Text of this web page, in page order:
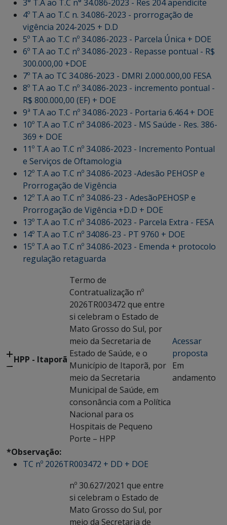
3° T.A ao T.C n° 34.086-2023 - Res 204 apendicite
4º T.A ao T.C n. 34.086-2023 - prorrogação de
vigência 2024-2025 + D.D
5º T.A ao T.C nº 34.086-2023 - Parcela Única + DOE
6º T.A ao T.C nº 34.086-2023 - Repasse pontual - R$
300.000,00 +DOE
7º TA ao TC 34.086-2023 - DMRI 2.000.000,00 FESA
8º T.A ao T.C nº 34.086-2023 - incremento pontual -
R$ 800.000,00 (EF) + DOE
9ª T.A ao T.C nº 34.086-2023 - Portaria 6.464 + DOE
10º T.A ao T.C nº 34.086-2023 - MS Saúde - Res. 386-
369 + DOE
11º T.A ao T.C nº 34.086-2023 - Incremento Pontual
e Serviços de Oftamologia
12º T.A ao T.C nº 34.086-2023 -Adesão PEHOSP e
Prorrogação de Vigência
12º T.A ao T.C nº 34.086-23 - AdesãoPEHOSP e
Prorrogação de Vigência +D.D + DOE
13º T.A ao T.C nº 34.086-2023 - Parcela Extra - FESA
14º T.A ao T.C nº 34086-23 - PT 9760 + DOE
15º T.A ao T.C nº 34.086-2023 - Emenda + protocolo
regulação retaguarda
HPP - Itaporã
Termo de
Contratualização nº
2026TR003472 que entre
si celebram o Estado de
Mato Grosso do Sul, por
meio da Secretaria de
Estado de Saúde, e o
Município de Itaporã, por
meio da Secretaria
Municipal de Saúde, em
consonância com a Política
Nacional para os
Hospitais de Pequeno
Porte – HPP
Acessar
proposta
Em
andamento
*Observação:
TC nº 2026TR003472 + DD + DOE
nº 30.627/2021 que entre
si celebram o Estado de
Mato Grosso do Sul, por
meio da Secretaria de